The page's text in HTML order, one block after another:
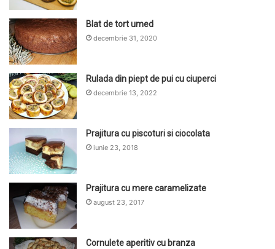
Blat de tort umed
decembrie 31, 2020
Rulada din piept de pui cu ciuperci
decembrie 13, 2022
Prajitura cu piscoturi si ciocolata
iunie 23, 2018
Prajitura cu mere caramelizate
august 23, 2017
Cornulete aperitiv cu branza